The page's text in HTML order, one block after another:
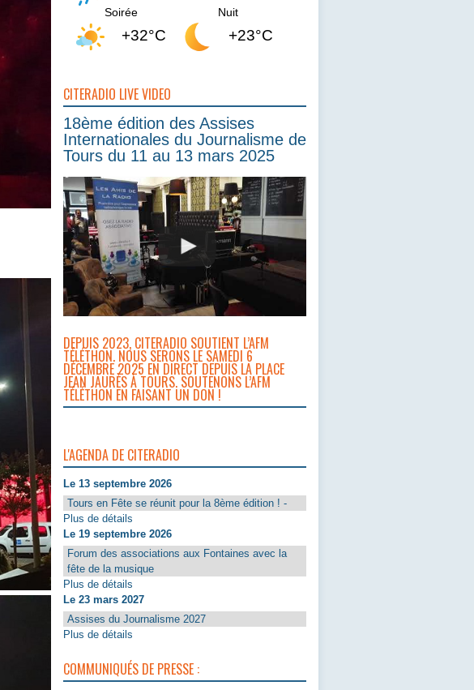
Soirée
+32°C
Nuit
+23°C
CITERADIO LIVE VIDEO
18ème édition des Assises
Internationales du Journalisme de
Tours du 11 au 13 mars 2025
DEPUIS 2023, CITERADIO SOUTIENT L’AFM
TÉLÉTHON. NOUS SERONS LE SAMEDI 6
DÉCEMBRE 2025 EN DIRECT DEPUIS LA PLACE
JEAN JAURÈS À TOURS. SOUTENONS L’AFM
TÉLÉTHON EN FAISANT UN DON !
L'AGENDA DE CITERADIO
Le 13 septembre 2026
Tours en Fête se réunit pour la 8ème édition ! -
Plus de détails
Le 19 septembre 2026
Forum des associations aux Fontaines avec la
fête de la musique
Plus de détails
Le 23 mars 2027
Assises du Journalisme 2027
Plus de détails
COMMUNIQUÉS DE PRESSE :